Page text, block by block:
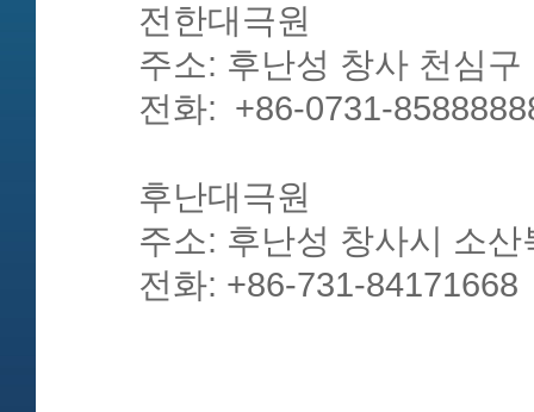
전한대극원
주소: 후난성 창사 천심
전화: +86-0731-
후난대극원
주소: 후난성 창사시 소산
전화: +86-731-84171668